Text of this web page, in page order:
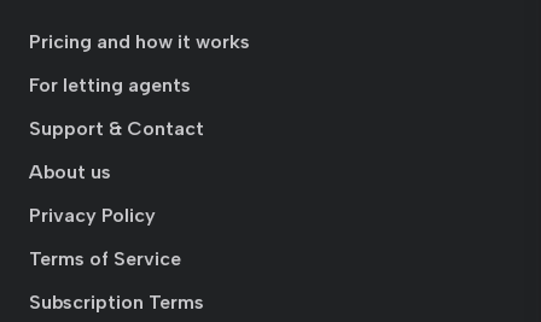
Pricing and how it works
For letting agents
Support & Contact
About us
Privacy Policy
Terms of Service
Subscription Terms